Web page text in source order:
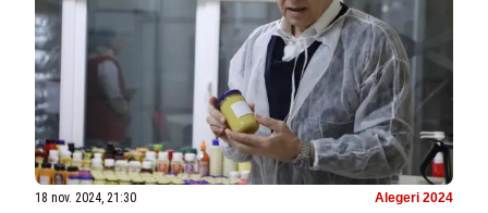
18 nov. 2024, 21:30 Alegeri 2024